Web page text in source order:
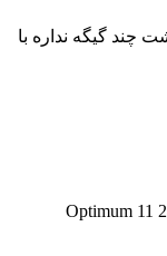
چند گیگه نداره با
Optimum 11